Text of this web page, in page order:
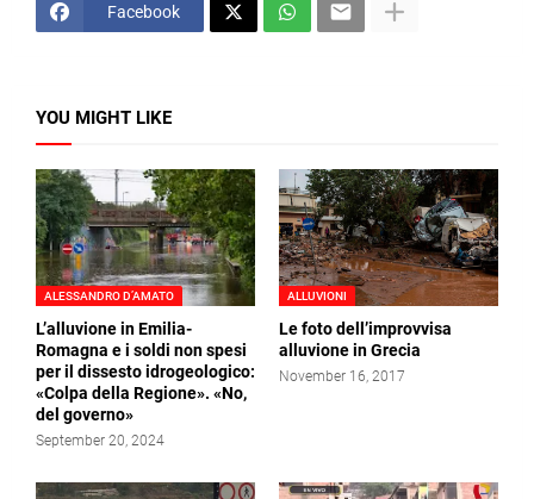
Facebook
YOU MIGHT LIKE
ALESSANDRO D’AMATO
L’alluvione in Emilia-
Romagna e i soldi non spesi
per il dissesto idrogeologico:
«Colpa della Regione». «No,
del governo»
September 20, 2024
ALLUVIONI
Le foto dell’improvvisa
alluvione in Grecia
November 16, 2017